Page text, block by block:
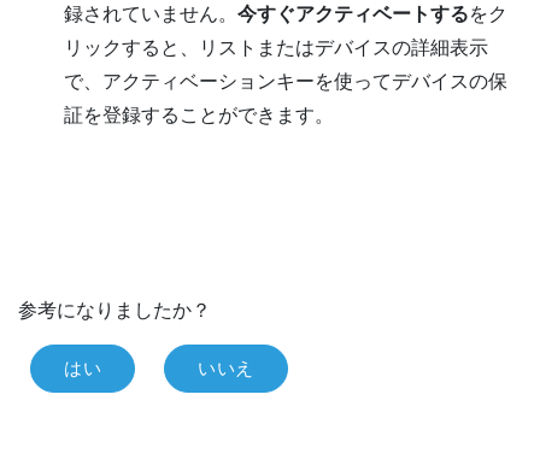
録されていません。今すぐアクティベートするをク
リックすると、リストまたはデバイスの詳細表示
で、アクティベーションキーを使ってデバイスの保
証を登録することができます。
参考になりましたか？
はい いいえ